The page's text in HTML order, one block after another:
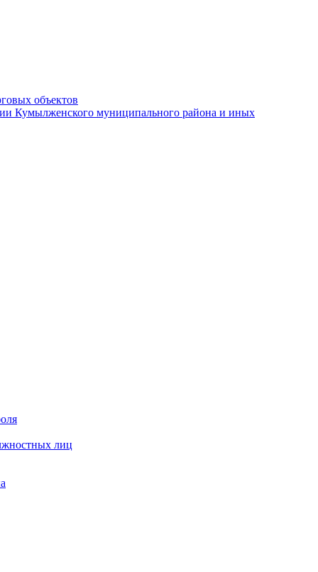
объектов
Кумылженского муниципального района и иных
лиц